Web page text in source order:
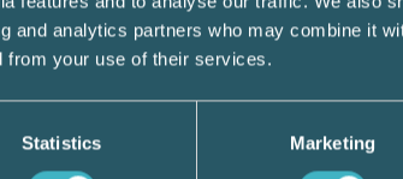
and analytics partners who may combine it
from your use of their services.
Statistics Marketing